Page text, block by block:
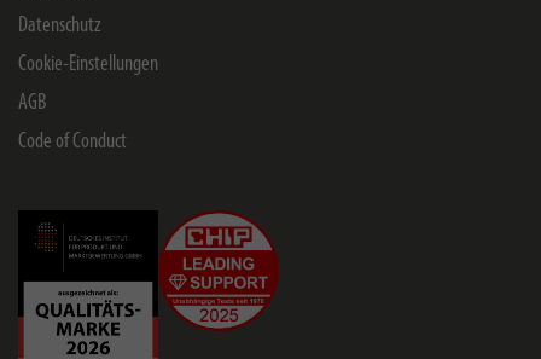
Datenschutz
Cookie-Einstellungen
AGB
Code of Conduct